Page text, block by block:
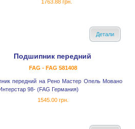
1763.88 грн.
Детали
Подшипник передний
FAG - FAG 581408
передний на Рено Мастер Опель Мовано
98- (FAG Германия)
1545.00 грн.